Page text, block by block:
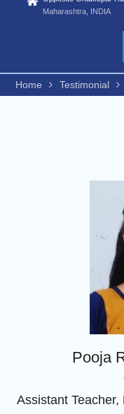
of
BMS
Maharashtra, INDIA
Home Testimonial
Pooja
Assistant Teacher,